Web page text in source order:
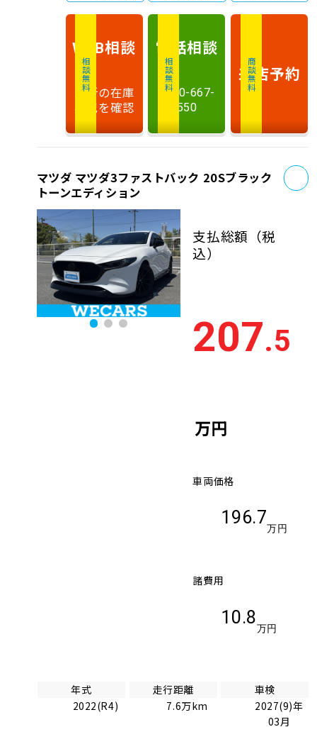
相談無料
WEB相談
最新の在庫
状況を確認
相談無料
電話相談
0120-667-
550
商談無料
来店予約
マツダ マツダ3ファストバック 20Sブラック
トーンエディション
支払総額 （税
込）
207.5
万円
車両価格
196.7
万円
諸費用
10.8
万円
年式
2022(R4)
走行距離
7.6万km
車検
2027(9)年
03月